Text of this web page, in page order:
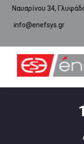
Ναυαρίνου 34,
info@enefsys.gr